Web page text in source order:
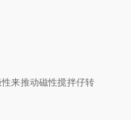
来推动磁性搅拌仔转